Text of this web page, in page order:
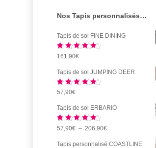
Nos Tapis personnalisés…
Tapis de sol FINE DINING
Note
sur 5
161,90€
Tapis de sol JUMPING DEER
Note
sur 5
57,90€
Tapis de sol ERBARIO
Note 5.00
sur 5
57,90€ – 206,90€Plage
de
Tapis personnalisé COASTLINE